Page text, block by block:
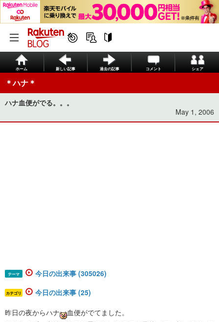
ホーム 新しい記事 過去の記事 コメント シェア
＊ハナ＊
ハナ血便がでる。。。
May 1, 2006
テーマ 今日の出来事 (305026)
カテゴリ 今日の出来事 (25)
昨日の夜からハナ
血便がでてました。